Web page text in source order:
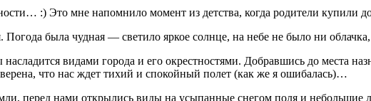
:) Это мне напомнило момент из детства, когда родители купили
Погода была чудная — светило яркое солнце, на небе не было ни
насладится видами города и его окрестностями. Добравшись до
что нас ждет тихий и спокойный полет (как же я ошибалась)…
перед нами открылись виды на усыпанные снегом поля и